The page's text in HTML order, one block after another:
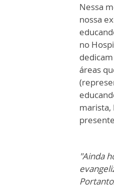
Nessa
nossa
no
áreas
marista,
"Ainda